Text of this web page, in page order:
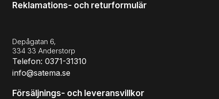
Reklamations- och returformulär
Depågatan 6,
334 33 Anderstorp
Telefon: 0371-31310
info@satema.se
Försäljnings- och leveransvillkor